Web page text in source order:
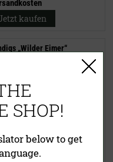
kaufen
„Wilder Eimer“
SHOP!
below to get